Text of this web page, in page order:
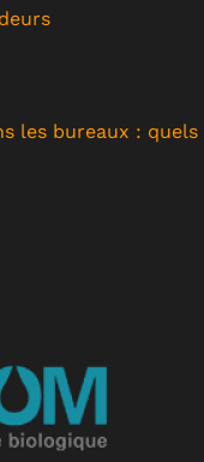
les bureaux : quels